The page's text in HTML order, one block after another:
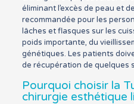
éliminant l’excès de peau et
recommandée pour les
lâches et flasques sur les
poids importante, du
génétiques. Les patients
de récupération de quelques
Pourquoi choisir la
chirurgie esthétique